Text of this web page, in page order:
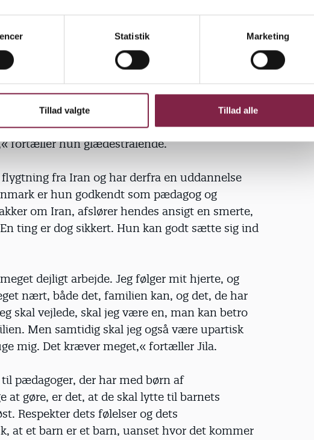
Statistik Marketing
Tillad valgte Tillad alle
mig, at det i den grad mindede ham om den
fortæller hun glædestrålende.
flygtning fra Iran og har derfra en uddannelse
er hun godkendt som pædagog og
om Iran, afslører hendes ansigt en smerte,
ting er dog sikkert. Hun kan godt sætte sig ind
dejligt arbejde. Jeg følger mit hjerte, og
nært, både det, familien kan, og det, de har
skal vejlede, skal jeg være en, man kan betro
Men samtidig skal jeg også være upartisk
mig. Det kræver meget,« fortæller Jila.
pædagoger, der har med børn af
at gøre, er det, at de skal lytte til barnets
Respekter dets følelser og dets
at et barn er et barn, uanset hvor det kommer